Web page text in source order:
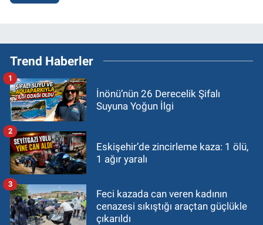
Trend Haberler
İnönü’nün 26 Derecelik Şifalı
Suyuna Yoğun İlgi
1
Eskişehir’de zincirleme kaza: 1 ölü,
1 ağır yaralı
2
Feci kazada can veren kadının
cenazesi sıkıştığı araçtan güçlükle
çıkarıldı
3